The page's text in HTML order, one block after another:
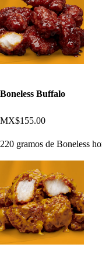
Boneless Buffalo
MX$155.00
220 gramos de Boneless